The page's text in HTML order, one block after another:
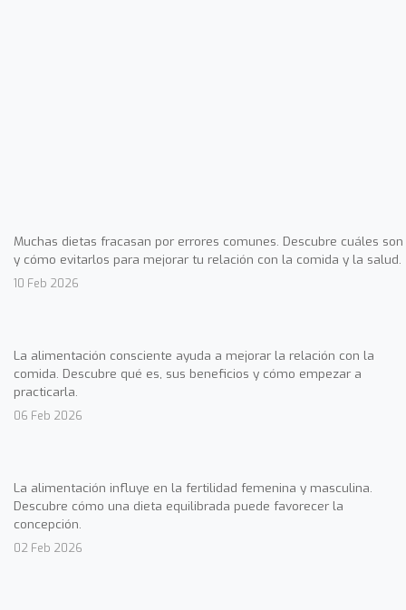
Muchas dietas fracasan por errores comunes. Descubre cuáles son
y cómo evitarlos para mejorar tu relación con la comida y la salud.
10 Feb 2026
La alimentación consciente ayuda a mejorar la relación con la
comida. Descubre qué es, sus beneficios y cómo empezar a
practicarla.
06 Feb 2026
La alimentación influye en la fertilidad femenina y masculina.
Descubre cómo una dieta equilibrada puede favorecer la
concepción.
02 Feb 2026